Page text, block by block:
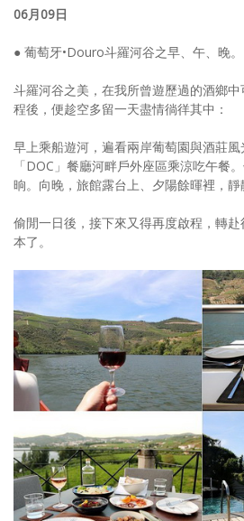
06月09日
● 葡萄牙•Douro斗羅河谷之早、午、晚。
斗羅河谷之美，在我所曾遊歷過的酒鄉
程後，便趁空多留一天盡情徜徉其中：
早上乘船遊河，遍看兩岸葡萄園與酒莊
「DOC」餐廳河畔戶外座區乘涼吃午餐
晌。向晚，旅館露台上、夕陽餘暉裡，靜
偷閒一日後，接下來又得再度啟程，轉
本了。